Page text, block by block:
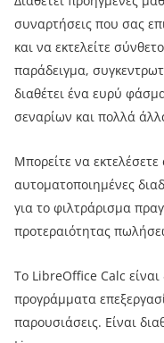
συναρτήσεις που σας
και να εκτελείτε
παράδειγμα,
διαθέτει ένα ευρύ
σεναρίων και πολλά
Μπορείτε να
αυτοματοποιημένες
για το φιλτράρισμα
προτεραιότητας
Το LibreOffice Calc είναι
προγράμματα
παρουσιάσεις. Είναι